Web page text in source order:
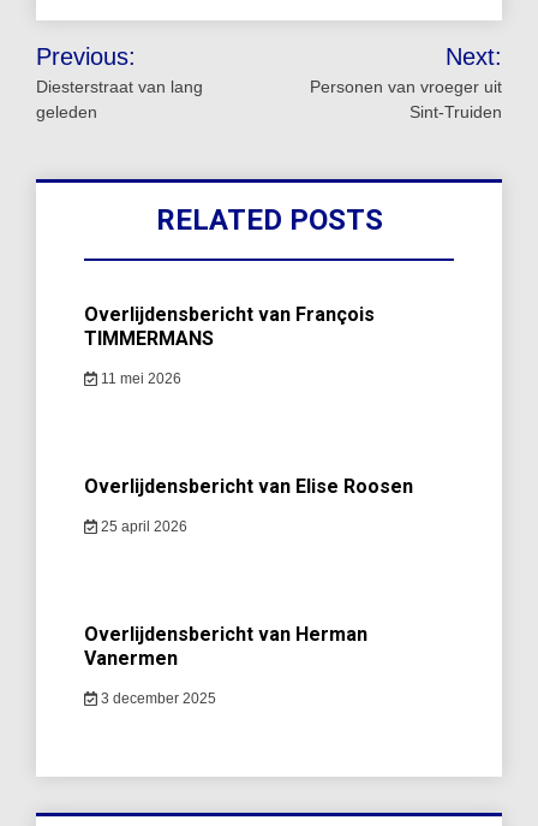
Bericht
navigatie
Previous:
Diesterstraat van lang
geleden
Next:
Personen van vroeger uit
Sint-Truiden
RELATED POSTS
Overlijdensbericht van François
TIMMERMANS
11 mei 2026
Overlijdensbericht van Elise Roosen
25 april 2026
Overlijdensbericht van Herman
Vanermen
3 december 2025